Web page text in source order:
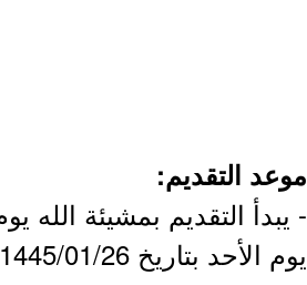
موعد التقديم:
يوم الأحد بتاريخ 1445/01/26هـ الموافق 2023/08/13م.